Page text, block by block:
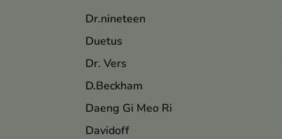
Dr.nineteen
Duetus
Dr. Vers
D.Beckham
Daeng Gi Meo Ri
Davidoff